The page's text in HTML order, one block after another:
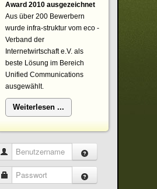
Award 2010 ausgezeichnet
Aus über 200 Bewerbern
wurde infra-struktur vom eco -
Verband der
Internetwirtschaft e.V. als
beste Lösung im Bereich
Unified Communications
ausgewählt.
Weiterlesen ...
Benutzername
Passwort